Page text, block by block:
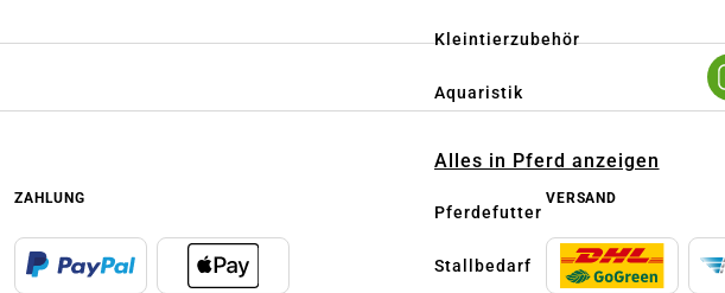
Kleintierzubehör
Aquaristik
Alles in Pferd anzeigen
Pferdefutter
Stallbedarf
ZAHLUNG VERSAND